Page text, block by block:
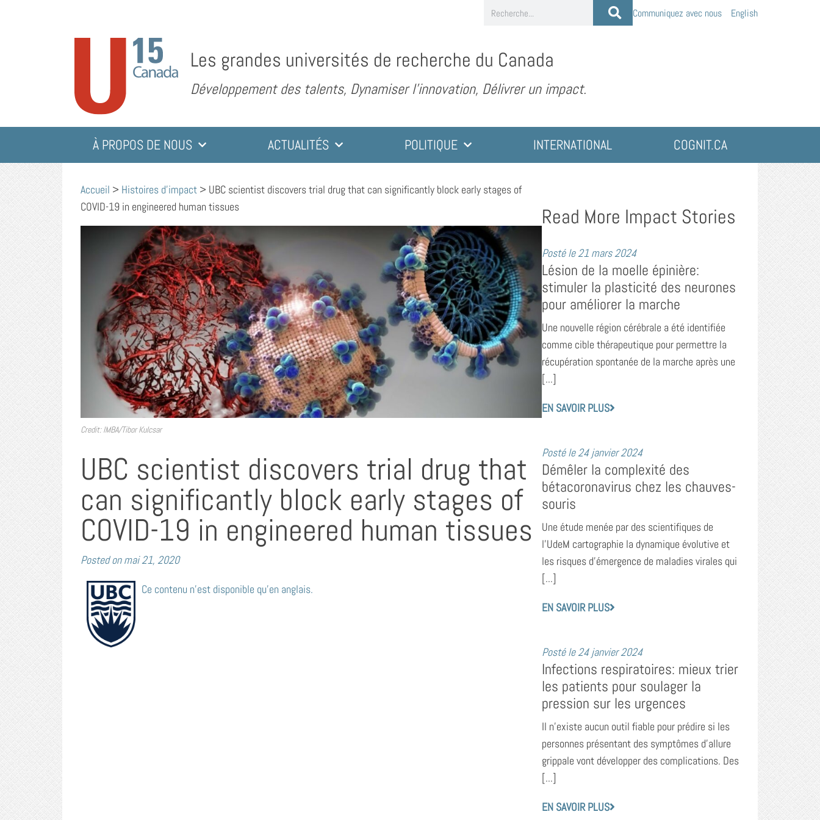
Communiquez avec nous English
Les grandes universités de recherche du Canada
Développement des talents, Dynamiser l’innovation, Délivrer un impact.
À PROPOS DE NOUS ACTUALITÉS POLITIQUE INTERNATIONAL COGNIT.CA
Accueil > Histoires d'impact > UBC scientist discovers trial drug that can significantly block early stages of
COVID-19 in engineered human tissues
Credit: IMBA/Tibor Kulcsar
UBC scientist discovers trial drug that
can significantly block early stages of
COVID-19 in engineered human tissues
Posted on mai 21, 2020
Ce contenu n’est disponible qu’en anglais.
Read More Impact Stories
Posté le21 mars 2024
Lésion de la moelle épinière:
stimuler la plasticité des neurones
pour améliorer la marche
Une nouvelle région cérébrale a été identifiée
comme cible thérapeutique pour permettre la
récupération spontanée de la marche après une
[...]
EN SAVOIR PLUS
Posté le24 janvier 2024
Démêler la complexité des
bétacoronavirus chez les chauves-
souris
Une étude menée par des scientifiques de
l’UdeM cartographie la dynamique évolutive et
les risques d’émergence de maladies virales qui
[...]
EN SAVOIR PLUS
Posté le24 janvier 2024
Infections respiratoires: mieux trier
les patients pour soulager la
pression sur les urgences
Il n’existe aucun outil fiable pour prédire si les
personnes présentant des symptômes d’allure
grippale vont développer des complications. Des
[...]
EN SAVOIR PLUS